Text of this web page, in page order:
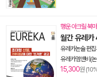
행운 아크릴 북
월간 유레
유레카논술 편
유레카엠앤비(
15,300원